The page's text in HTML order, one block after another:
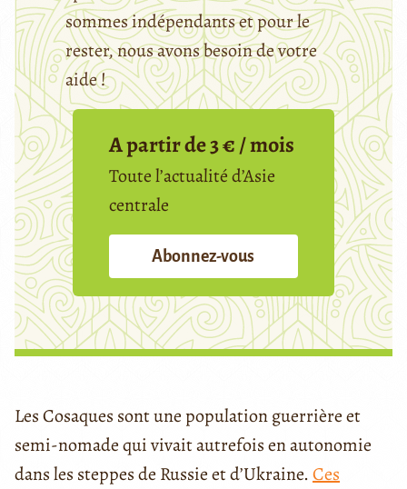
sommes indépendants et pour le
rester, nous avons besoin de votre
aide !
A partir de 3 € / mois
Toute l’actualité d’Asie
centrale
Abonnez-vous
Les Cosaques sont une population guerrière et
semi-nomade qui vivait autrefois en autonomie
dans les steppes de Russie et d’Ukraine.Ces